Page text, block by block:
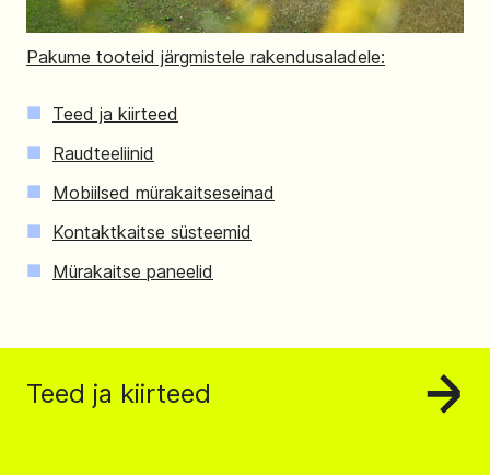
Pakume tooteid järgmistele rakendusaladele:
Teed ja kiirteed
Raudteeliinid
Mobiilsed mürakaitseseinad
Kontaktkaitse süsteemid
Mürakaitse paneelid
Teed ja kiirteed